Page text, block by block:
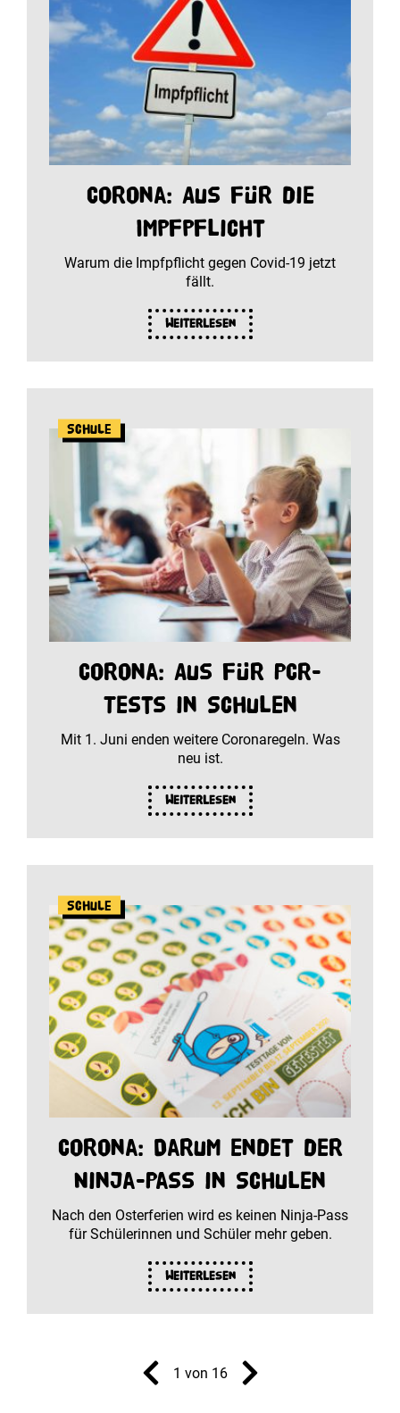
Corona: Aus für die
Impfpflicht
Warum die Impfpflicht gegen Covid-19 jetzt
fällt.
Weiterlesen
Schule
Corona: Aus für PCR-
Tests in Schulen
Mit 1. Juni enden weitere Coronaregeln. Was
neu ist.
Weiterlesen
Schule
Corona: Darum endet der
Ninja-Pass in Schulen
Nach den Osterferien wird es keinen Ninja-Pass
für Schülerinnen und Schüler mehr geben.
Weiterlesen
1 von 16